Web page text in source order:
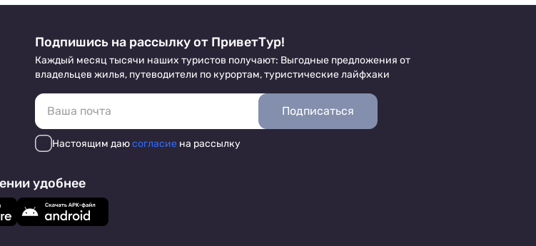
Подпишись на рассылку от ПриветТур!
Каждый месяц тысячи наших туристов получают: Выгодные предложения от
владельцев жилья, путеводители по курортам, туристические лайфхаки
Подписаться
Настоящим даюсогласие на рассылку
удобнее